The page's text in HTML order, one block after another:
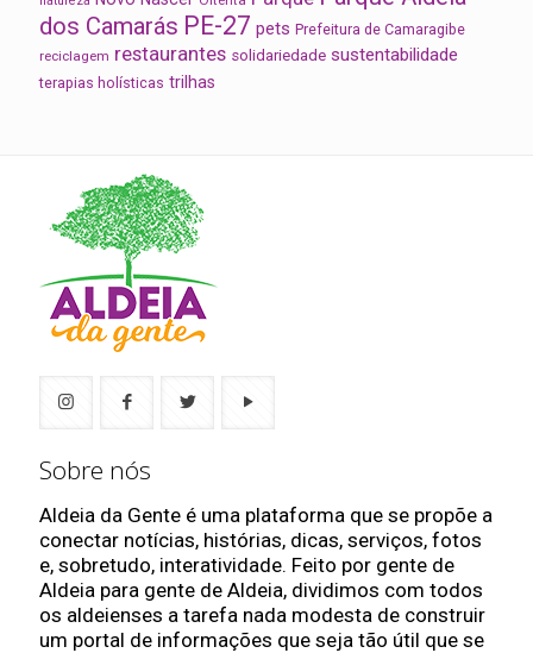
dos Camarás PE-27 pets Prefeitura de Camaragibe
reciclagem restaurantes solidariedade sustentabilidade
terapias holísticas trilhas
Sobre nós
Aldeia da Gente é uma plataforma que se propõe a
conectar notícias, histórias, dicas, serviços, fotos
e, sobretudo, interatividade. Feito por gente de
Aldeia para gente de Aldeia, dividimos com todos
os aldeienses a tarefa nada modesta de construir
um portal de informações que seja tão útil que se